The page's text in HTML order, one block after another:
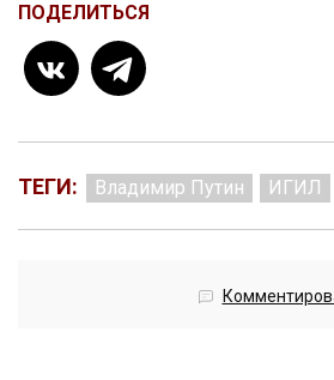
ПОДЕЛИТЬСЯ
ТЕГИ: Владимир Путин ИГИЛ